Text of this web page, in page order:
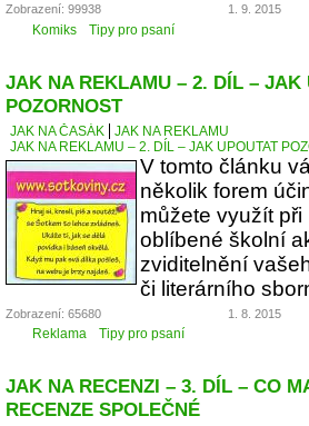
Zobrazení: 99938 1. 9. 2015
Komiks Tipy pro psaní
JAK NA REKLAMU – 2. DÍL – JAK
POZORNOST
JAK NA ČASÁK
JAK NA REKLAMU
JAK NA REKLAMU – 2. DÍL – JAK UPOUTAT
V tomto článku
několik forem
můžete využít
oblíbené školní
zviditelnění
či literárního
Zobrazení: 65680 1. 8. 2015
Reklama Tipy pro psaní
JAK NA RECENZI – 3. DÍL – CO
RECENZE SPOLEČNÉ